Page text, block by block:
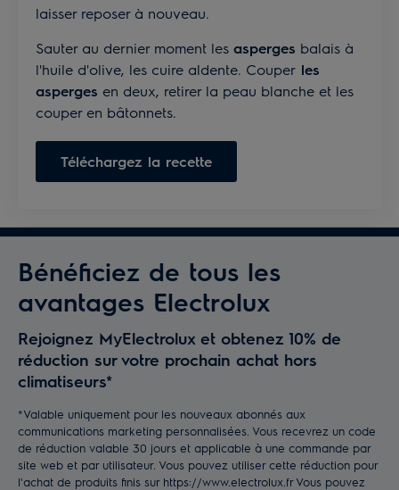
laisser reposer à nouveau.
Sauter au dernier moment les asperges balais à
l'huile d'olive, les cuire aldente. Couper les
asperges en deux, retirer la peau blanche et les
couper en bâtonnets.
Téléchargez la recette
Bénéficiez de tous les
avantages Electrolux
Rejoignez MyElectrolux et obtenez 10% de
réduction sur votre prochain achat hors
climatiseurs*
*Valable uniquement pour les nouveaux abonnés aux
communications marketing personnalisées. Vous recevrez un code
de réduction valable 30 jours et applicable à une commande par
site web et par utilisateur. Vous pouvez utiliser cette réduction pour
l'achat de produits finis sur https://www.electrolux.fr Vous pouvez